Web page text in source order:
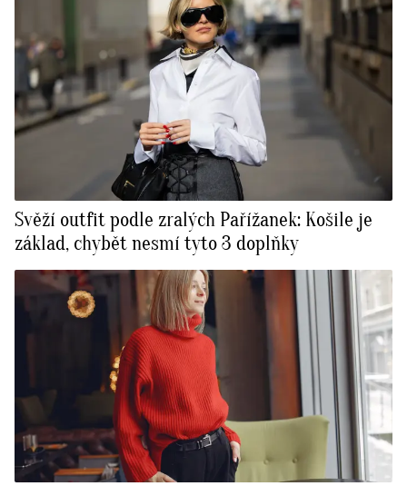
Svěží outfit podle zralých Pařížanek: Košile je
základ, chybět nesmí tyto 3 doplňky